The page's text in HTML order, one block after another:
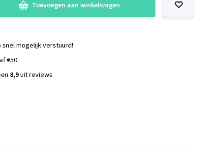
Toevoegen aan winkelwagen
snel mogelijk verstuurd!
€50
8,9uit reviews